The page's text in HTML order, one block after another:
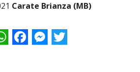
Carate Brianza (MB)
WhatsAppFacebookMessenger
Twitter